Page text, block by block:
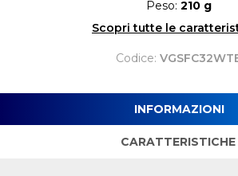
Peso: 210 g
Scopri tutte le
Codice:
INFORMAZIONI
CARATTERISTICHE